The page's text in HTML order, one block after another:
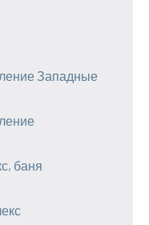
Западные
баня